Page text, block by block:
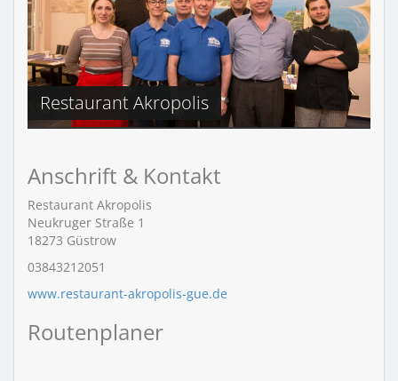
Restaurant Akropolis
Anschrift & Kontakt
Restaurant Akropolis
Neukruger Straße 1
18273 Güstrow
03843212051
www.restaurant-akropolis-gue.de
Routenplaner